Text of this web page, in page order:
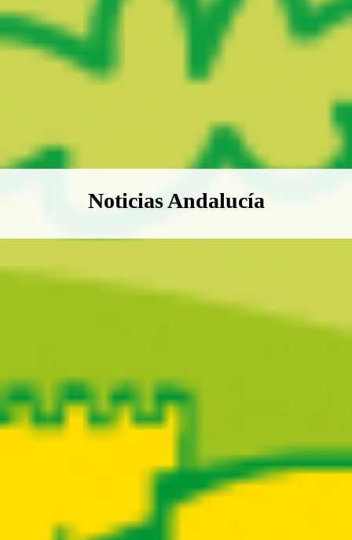
Boletín Noticias Andalucía
Noticias Andalucía